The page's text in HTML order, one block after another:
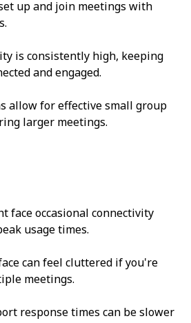
up and join meetings with
is consistently high, keeping
and engaged.
allow for effective small group
larger meetings.
face occasional connectivity
usage times.
can feel cluttered if you're
meetings.
response times can be slower